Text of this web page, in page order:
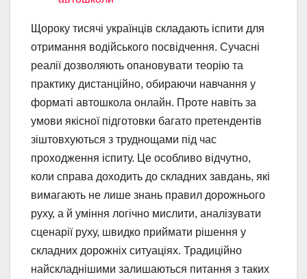
Щороку тисячі українців складають іспити для
отримання водійського посвідчення. Сучасні
реалії дозволяють опановувати теорію та
практику дистанційно, обираючи навчання у
форматі автошкола онлайн. Проте навіть за
умови якісної підготовки багато претендентів
зіштовхуються з труднощами під час
проходження іспиту. Це особливо відчутно,
коли справа доходить до складних завдань, які
вимагають не лише знань правил дорожнього
руху, а й уміння логічно мислити, аналізувати
сценарії руху, швидко приймати рішення у
складних дорожніх ситуаціях. Традиційно
найскладнішими залишаються питання з таких